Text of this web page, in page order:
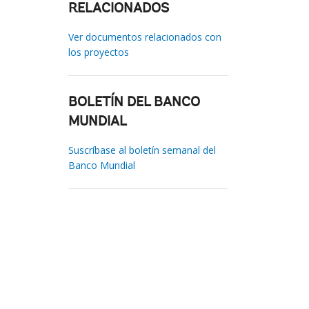
RELACIONADOS
Ver documentos relacionados con
los proyectos
BOLETÍN DEL BANCO
MUNDIAL
Suscríbase al boletín semanal del
Banco Mundial